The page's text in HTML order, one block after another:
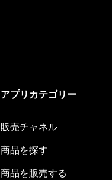
アプリカテゴリー
販売チャネル
商品を探す
商品を販売する